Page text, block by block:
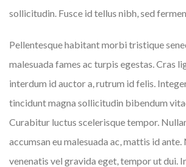
sollicitudin. Fusce id tellus nibh, sed
Pellentesque habitant morbi tristique
malesuada fames ac turpis egestas. Cras
interdum id auctor a, rutrum id felis.
tincidunt magna sollicitudin bibendum
Curabitur luctus scelerisque tempor.
accumsan eu malesuada ac, mattis id
venenatis vel gravida eget, tempor ut dui.